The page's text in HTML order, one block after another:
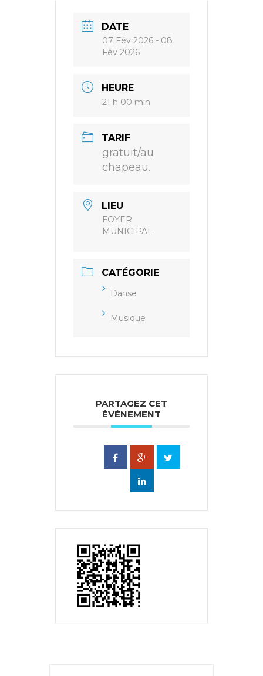
DATE
07 Fév 2026 - 08
Fév 2026
HEURE
21 h 00 min
TARIF
gratuit/au
chapeau.
LIEU
FOYER
MUNICIPAL
CATÉGORIE
Danse
Musique
PARTAGEZ CET
ÉVÉNEMENT